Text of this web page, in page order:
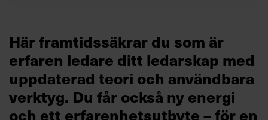
Här framtidssäkrar du som är
erfaren ledare ditt ledarskap med
uppdaterad teori och användbara
verktyg. Du får också ny energi
och ett erfarenhetsutbyte – för en